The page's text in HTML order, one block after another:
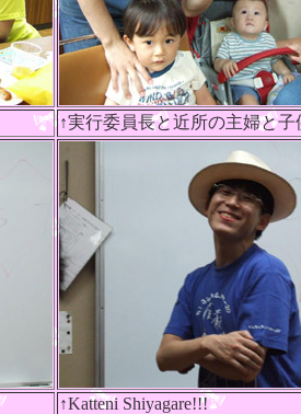
↑実行委員長と近所の主婦と子
↑Katteni Shiyagare!!!